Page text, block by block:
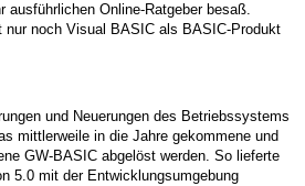
ausführlichen Online-Ratgeber besaß.
noch Visual BASIC als BASIC-Produkt
und Neuerungen des Betriebssystems
mittlerweile in die Jahre gekommene und
GW-BASIC abgelöst werden. So lieferte
5.0 mit der Entwicklungsumgebung